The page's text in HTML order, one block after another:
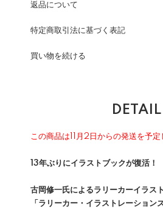
返品について
特定商取引法に基づく表記
買い物を続ける
DETAIL
この商品は11月2日からの発送を予定
13年ぶりにイラストブックが復活！
古岡修一氏によるラリーカーイラス
「ラリーカー・イラストレーショ